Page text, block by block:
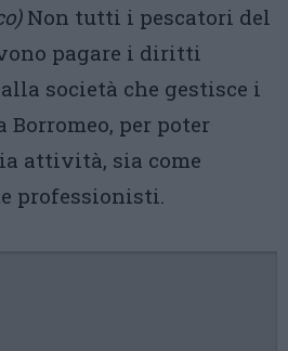
Non tutti i pescatori del
pagare i diritti
società che gestisce i
per poter
attività, sia come
professionisti.